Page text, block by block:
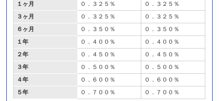
１ヶ月 ０．３２５％
０．３２５％
３ヶ月
０．３２５％
０．３２５％
６ヶ月
０．３５０％
０．３５０％
１年
０．４００％
０．４００％
２年
０．４５０％
０．４５０％
３年
０．５００％
０．５００％
４年
０．６００％
０．６００％
５年
０．７００％ ０．７００％